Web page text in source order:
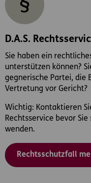
D.A.S.
Sie haben ein
unterstützen können?
gegnerische Partei, die
Vertretung vor Gericht?
Wichtig: Kontaktieren
Rechtsservice bevor
wenden.
Rechtsschutzfall